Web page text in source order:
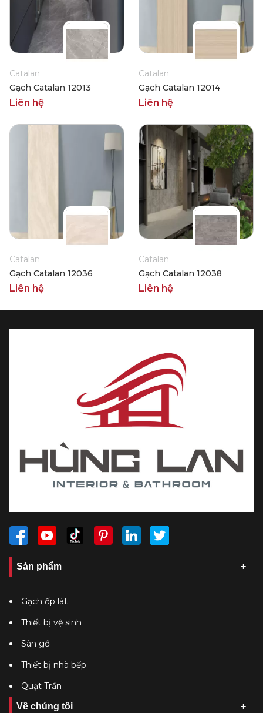
Catalan
Gạch Catalan 12013
Liên hệ
Catalan
Gạch Catalan 12014
Liên hệ
Catalan
Gạch Catalan 12036
Liên hệ
Catalan
Gạch Catalan 12038
Liên hệ
Sản phẩm
Gạch ốp lát
Thiết bị vệ sinh
Sàn gỗ
Thiết bị nhà bếp
Quạt Trần
Về chúng tôi